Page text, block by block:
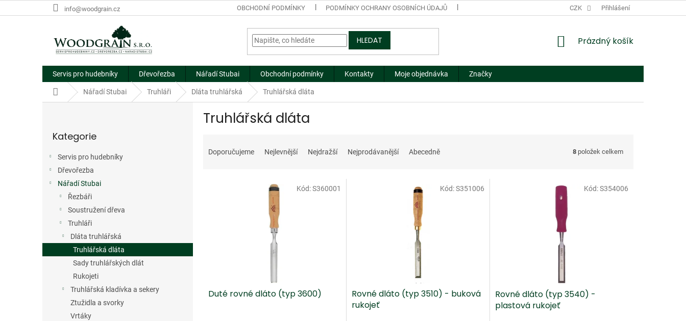
na
info@woodgrain.cz OBCHODNÍ PODMÍNKY PODMÍNKY OCHRANY OSOBNÍCH ÚDAJŮ NÁHRADNÍ PLNĚNÍ
CZK Přihlášení
HLEDAT
NÁKUPNÍ
Prázdný košík
Servis pro hudebníky Dřevořezba Nářadí Stubai Obchodní podmínky Kontakty Moje objednávka Značky
Domů Nářadí Stubai Truhláři Dláta truhlářská Truhlářská dláta
e
l
kategorie
Kategorie
Servis pro hudebníky
Dřevořezba
Nářadí Stubai
Řezbáři
Soustružení dřeva
Truhláři
Dláta truhlářská
Truhlářská dláta
Sady truhlářských dlát
Rukojeti
Truhlářská kladívka a sekery
Ztužidla a svorky
Vrtáky
Truhlářská dláta
aDoporučujeme Nejlevnější Nejdražší Nejprodávanější Abecedně 8 položek celkem
Duté rovné dláto (typ 3600)
Kód:S360001
Rovné dláto (typ 3510) - buková
rukojeť
Kód:S351006
Rovné dláto (typ 3540) -
plastová rukojeť
Kód:S354006